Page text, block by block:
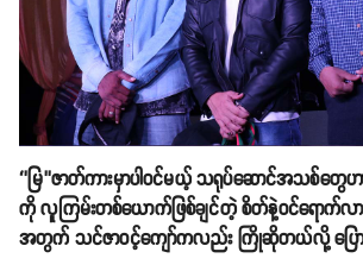
‘’မြ’’ဇာတ်ကားမှာပါဝင်မယ့် သရုပ်ဆောင်အသစ်
ကို လူကြမ်းတစ်ယောက်ဖြစ်ချင်တဲ့ စိတ်နဲ့ဝင်ရောက်လာ
အတွက် သင်ဇာဝင့်ကျော်ကလည်း ကြိုဆိုတယ်လို့ ပြေ